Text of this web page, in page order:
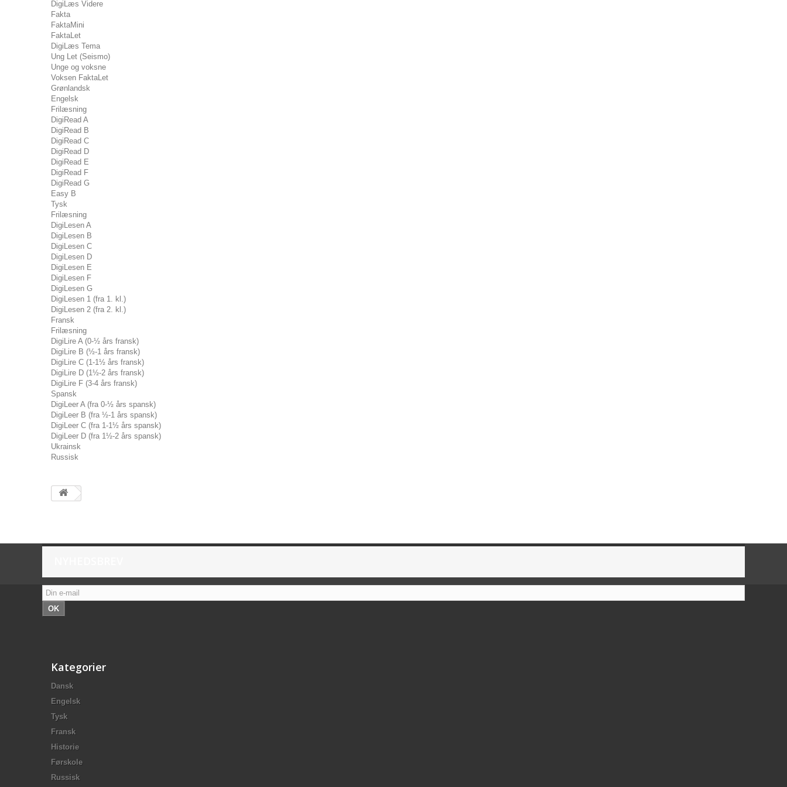
DigiLæs Videre
Fakta
FaktaMini
FaktaLet
DigiLæs Tema
Ung Let (Seismo)
Unge og voksne
Voksen FaktaLet
Grønlandsk
Engelsk
Frilæsning
DigiRead A
DigiRead B
DigiRead C
DigiRead D
DigiRead E
DigiRead F
DigiRead G
Easy B
Tysk
Frilæsning
DigiLesen A
DigiLesen B
DigiLesen C
DigiLesen D
DigiLesen E
DigiLesen F
DigiLesen G
DigiLesen 1 (fra 1. kl.)
DigiLesen 2 (fra 2. kl.)
Fransk
Frilæsning
DigiLire A (0-½ års fransk)
DigiLire B (½-1 års fransk)
DigiLire C (1-1½ års fransk)
DigiLire D (1½-2 års fransk)
DigiLire F (3-4 års fransk)
Spansk
DigiLeer A (fra 0-½ års spansk)
DigiLeer B (fra ½-1 års spansk)
DigiLeer C (fra 1-1½ års spansk)
DigiLeer D (fra 1½-2 års spansk)
Ukrainsk
Russisk
OK
Kategorier
Dansk
Engelsk
Tysk
Fransk
Historie
Førskole
Russisk